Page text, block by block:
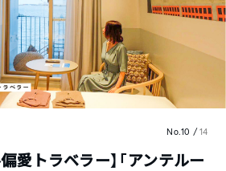
No.10 /14
愛トラベラー】「アンテルー